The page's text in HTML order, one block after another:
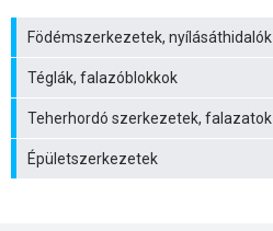
Födémszerkezetek, nyílásáthidalók
Téglák, falazóblokkok
Teherhordó szerkezetek, falazatok
Épületszerkezetek